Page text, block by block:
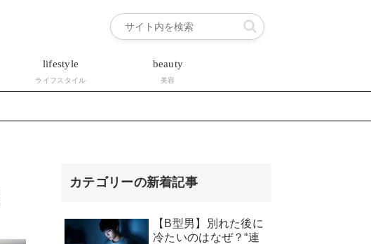
lifestyle
ライフスタイル
beauty
美容
カテゴリーの新着記事
【B型男】別れた後に
冷たいのはなぜ？“連